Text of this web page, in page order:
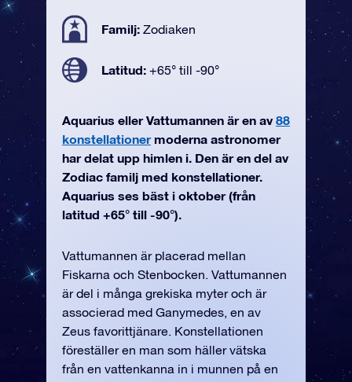
Familj: Zodiaken
Latitud: +65° till -90°
Aquarius eller Vattumannen är en av 88
konstellationermoderna astronomer
har delat upp himlen i. Den är en del av
Zodiac familj med konstellationer.
Aquarius ses bäst i oktober (från
latitud +65° till -90°).
Vattumannen är placerad mellan
Fiskarna och Stenbocken. Vattumannen
är del i många grekiska myter och är
associerad med Ganymedes, en av
Zeus favorittjänare. Konstellationen
föreställer en man som häller vätska
från en vattenkanna in i munnen på en